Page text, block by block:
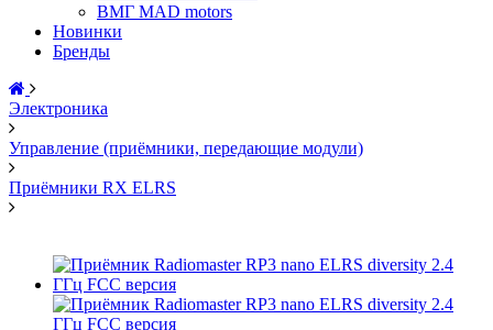
ВМГ MAD motors
Новинки
Бренды
Электроника
Управление (приёмники, передающие модули)
Приёмники RX ELRS